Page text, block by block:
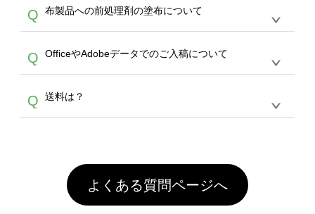
は、デザインツールをご利用ください)
者にご連絡いただき調整をお願い致します。
A
カート内で自動的に割引(最大50%)が適用され
ます。 【付与ポイント】購入金額の1％が1ポ
イントとして付与され、次回ご注文時に1ポイ
ント＝1円としてお使いいただけます。ポイン
トは発送完了の翌日に付与され、次回ご注文時
からご利用頂けます。ポイントの有効期限は一
年間です。【会員ランク】過去10カ月のご注
文回数により会員ランク割引(最大5%)が適用
頂いても、ログインがされていなければ、ラン
クにカウントがされません。
Q 布製品への前処理剤の塗布について
A
意点（前処理剤）】カラー生地（Tシャツのホ
ワイト、トートバッグのナチュラル、ホワイト
といって、プリントを定着させるための処理剤
を塗布しており、短納期・低価格で商品をお届
害な性質で、水洗いで落とすことが可能です。
お手数ですが、お客様ご自身にて着用前に落と
していただけますようお願いいたします。※1
通常注文・直送機能でのご注文に関わらず、前
Q OfficeやAdobeデータでのご入稿について
A
ません。いずれのデータも該当デザインのみ画
像(JPEG,PNG,GIF,PDF)に変換、またはAdobe
Q 送料は？
引」などによるお値引きで4,000円未満になる
場合は送料がかかりますので、ご注意くださ
い。
よくある質問ページへ